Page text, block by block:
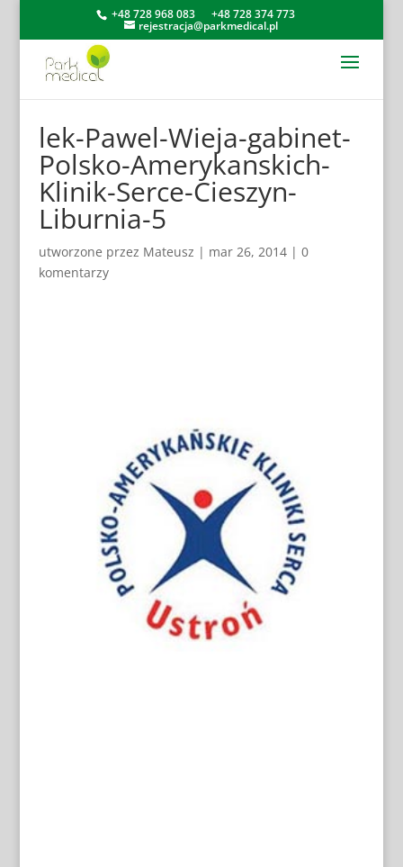
+48 728 968 083 +48 728 374 773
rejestracja@parkmedical.pl
lek-Pawel-Wieja-gabinet-
Polsko-Amerykanskich-
Klinik-Serce-Cieszyn-
Liburnia-5
utworzone przez Mateusz | mar 26, 2014| 0
komentarzy